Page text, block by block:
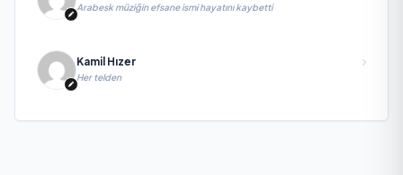
Arabesk müziğin efsane ismi hayatını kaybetti
Kamil Hızer
Her telden